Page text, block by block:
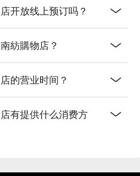
开放线上预订吗？
紡購物店？
的营业时间？
有提供什么消费方